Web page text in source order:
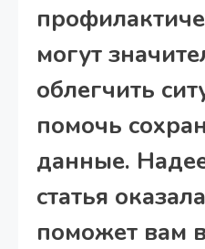
могут
облегчить
помочь
данные.
статья
поможет вам